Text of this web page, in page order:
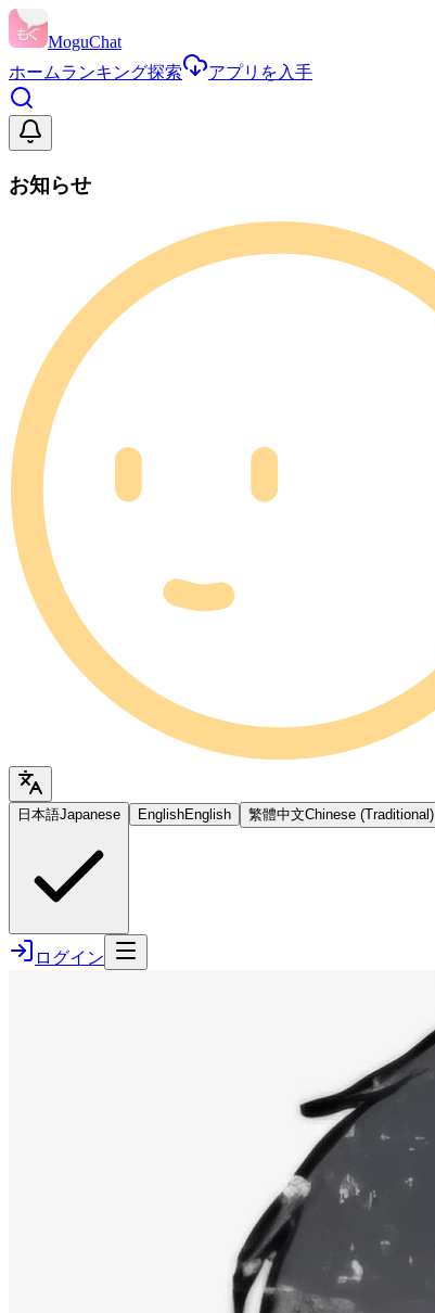
MoguChat
ホームランキング探索 アプリを入手
お知らせ
日本語Japanese EnglishEnglish 繁體中文Chinese (Traditional)
ログイン